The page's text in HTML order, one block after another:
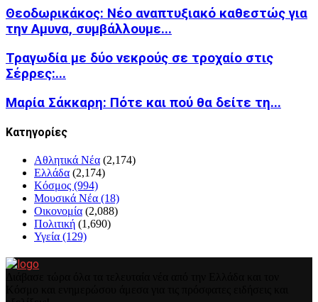
Θεοδωρικάκος: Νέο αναπτυξιακό καθεστώς για
την Αμυνα, συμβάλλουμε...
Τραγωδία με δύο νεκρούς σε τροχαίο στις
Σέρρες:...
Μαρία Σάκκαρη: Πότε και πού θα δείτε τη...
Kατηγορίες
Αθλητικά Νέα (2,174)
Ελλάδα (2,174)
Κόσμος (994)
Μουσικά Νέα (18)
Οικονομία (2,088)
Πολιτική (1,690)
Υγεία (129)